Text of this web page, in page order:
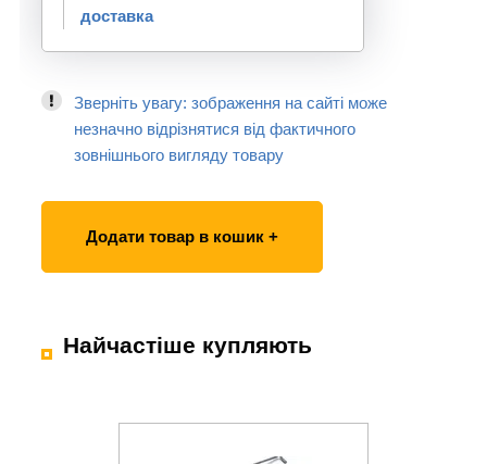
доставка
Зверніть увагу: зображення на сайті може
незначно відрізнятися від фактичного
зовнішнього вигляду товару
Додати товар в кошик +
Найчастіше купляють